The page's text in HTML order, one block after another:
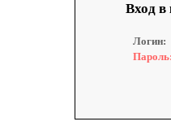
Вход в
Логин:
Пароль: